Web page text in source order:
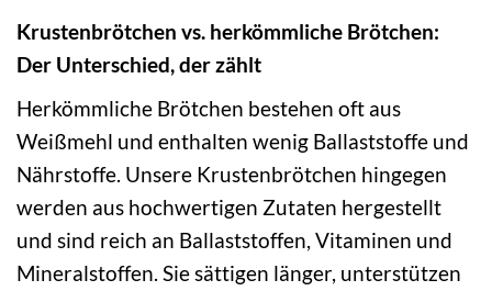
Krustenbrötchen vs. herkömmliche Brötchen:
Der Unterschied, der zählt
Herkömmliche Brötchen bestehen oft aus
Weißmehl und enthalten wenig Ballaststoffe und
Nährstoffe. Unsere Krustenbrötchen hingegen
werden aus hochwertigen Zutaten hergestellt
und sind reich an Ballaststoffen, Vitaminen und
Mineralstoffen. Sie sättigen länger, unterstützen